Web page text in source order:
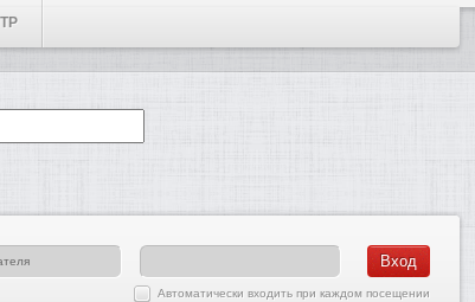
Автоматически входить при каждом посещении